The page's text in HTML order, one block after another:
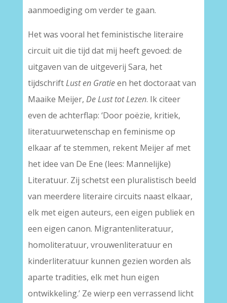
aanmoediging om verder te gaan.
Het was vooral het feministische literaire
circuit uit die tijd dat mij heeft gevoed: de
uitgaven van de uitgeverij Sara, het
tijdschriftLust en Gratieen het doctoraat van
Maaike Meijer, De Lust tot Lezen. Ik citeer
even de achterflap: ‘Door poëzie, kritiek,
literatuurwetenschap en feminisme op
elkaar af te stemmen, rekent Meijer af met
het idee van De Ene (lees: Mannelijke)
Literatuur. Zij schetst een pluralistisch beeld
van meerdere literaire circuits naast elkaar,
elk met eigen auteurs, een eigen publiek en
een eigen canon. Migrantenliteratuur,
homoliteratuur, vrouwenliteratuur en
kinderliteratuur kunnen gezien worden als
aparte tradities, elk met hun eigen
ontwikkeling.’ Ze wierp een verrassend licht